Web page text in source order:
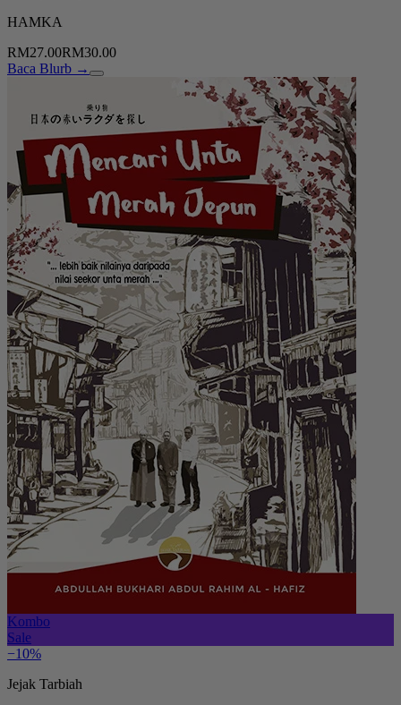
HAMKA
RM27.00RM30.00
Baca Blurb →
Kombo
Sale
−10%
Jejak Tarbiah